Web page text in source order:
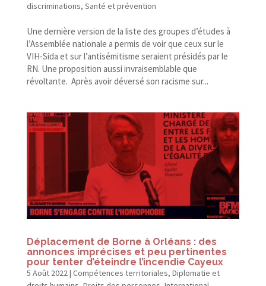
discriminations, Santé et prévention
Une dernière version de la liste des groupes d’études à
l’Assemblée nationale a permis de voir que ceux sur le
VIH-​Sida et sur l’antisémitisme seraient présidés par le
RN. Une proposition aussi invraisemblable que
révoltante. Après avoir déversé son racisme sur...
Déplacement de Borne à Orléans : des
annonces imprécises et peu pertinentes
pour tenter d’éteindre l’incendie Cayeux
5 Août 2022| Compétences territoriales, Diplomatie et